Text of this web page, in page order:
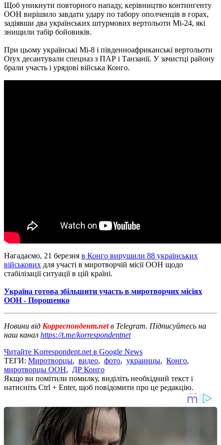
Щоб уникнути повторного нападу, керівництво контингенту
ООН вирішило завдати удару по табору ополченців в горах,
задіявши два українських штурмових вертольоти Мі-24, які
знищили табір бойовиків.
При цьому українські Мі-8 і південноафриканські вертольоти
Oryx десантували спецназ з ПАР і Танзанії. У зачистці району
брали участь і урядові війська Конго.
Нагадаємо, 21 березня в Конго вирушили 88 українських
військових для участі в миротворчій місії ООН щодо
стабілізації ситуації в цій країні.
Україна готова збільшити участь в миротворчих місіях
ООН - Порошенко
Новини від Корреспондент.netв Telegram. Підписуйтесь на
наш канал https://t.me/korrespondentnet
Читайте Korrespondent.net в Google News
ТЕГИ: Миротворцы, видео, фото, украинцы, Конго,
миротворцы ООН, ДР Конго
Якщо ви помітили помилку, виділіть необхідний текст і
натисніть Ctrl + Enter, щоб повідомити про це редакцію.